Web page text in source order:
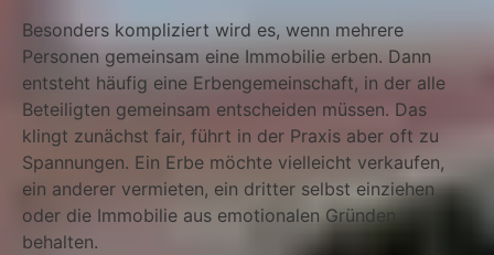
Besonders kompliziert wird es, wenn mehrere
Personen gemeinsam eine Immobilie erben. Dann
entsteht häufig eine Erbengemeinschaft, in der alle
Beteiligten gemeinsam entscheiden müssen. Das
klingt zunächst fair, führt in der Praxis aber oft zu
Spannungen. Ein Erbe möchte vielleicht verkaufen,
ein anderer vermieten, ein dritter selbst einziehen
oder die Immobilie aus emotionalen Gründen
behalten.